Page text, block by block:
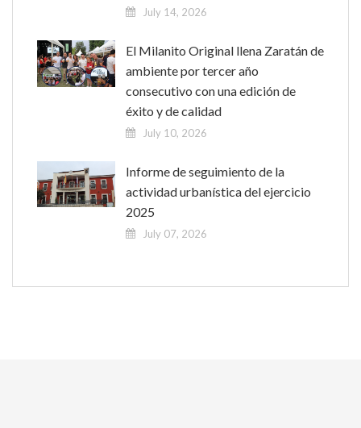
July 14, 2026
El Milanito Original llena Zaratán de
ambiente por tercer año
consecutivo con una edición de
éxito y de calidad
July 10, 2026
Informe de seguimiento de la
actividad urbanística del ejercicio
2025
July 07, 2026